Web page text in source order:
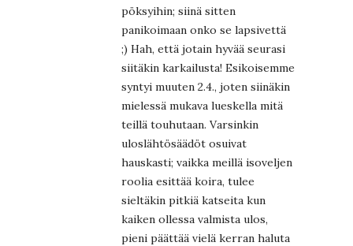
pöksyihin; siinä sitten
panikoimaan onko se lapsivettä
;) Hah, että jotain hyvää seurasi
siitäkin karkailusta! Esikoisemme
syntyi muuten 2.4., joten siinäkin
mielessä mukava lueskella mitä
teillä touhutaan. Varsinkin
uloslähtösäädöt osuivat
hauskasti; vaikka meillä isoveljen
roolia esittää koira, tulee
sieltäkin pitkiä katseita kun
kaiken ollessa valmista ulos,
pieni päättää vielä kerran haluta